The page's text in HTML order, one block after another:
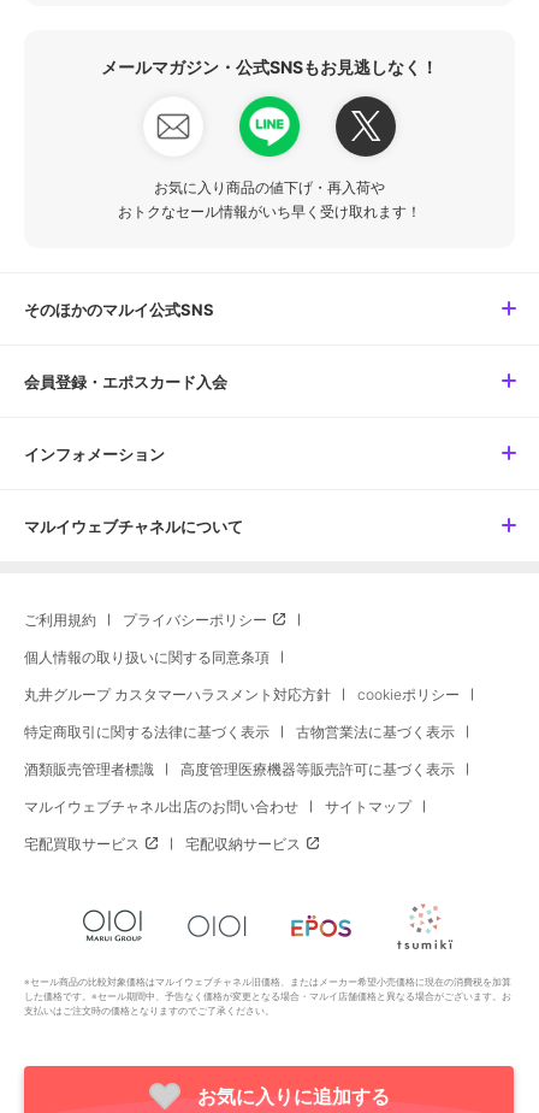
メールマガジン・公式SNSもお見逃しなく！
お気に入り商品の値下げ・再入荷や
おトクなセール情報がいち早く受け取れます！
そのほかのマルイ公式SNS
会員登録・エポスカード入会
インフォメーション
マルイウェブチャネルについて
ご利用規約 プライバシーポリシー
個人情報の取り扱いに関する同意条項
丸井グループ カスタマーハラスメント対応方針 cookieポリシー
特定商取引に関する法律に基づく表示 古物営業法に基づく表示
酒類販売管理者標識 高度管理医療機器等販売許可に基づく表示
マルイウェブチャネル出店のお問い合わせ サイトマップ
宅配買取サービス 宅配収納サービス
※セール商品の比較対象価格はマルイウェブチャネル旧価格、またはメーカー希望小売価格に現在の消費税を加算
した価格です。※セール期間中、予告なく価格が変更となる場合・マルイ店舗価格と異なる場合がございます。お
支払いはご注文時の価格となりますのでご了承ください。
Copyright All Rights Reserved. MARUI Co., Ltd
お気に入りに追加する